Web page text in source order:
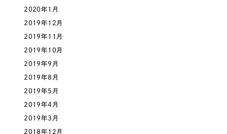
2020年1月
2019年12月
2019年11月
2019年10月
2019年9月
2019年8月
2019年5月
2019年4月
2019年3月
2018年12月